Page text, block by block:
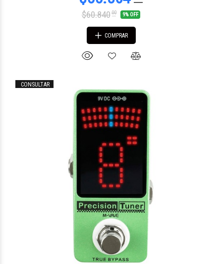
$60.84000 9% OFF
COMPRAR
CONSULTAR